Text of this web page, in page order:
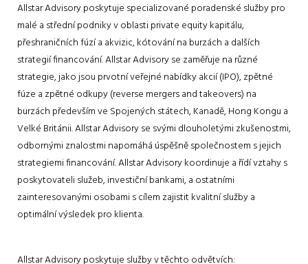
Allstar Advisory poskytuje specializované poradenské služby pro
malé a střední podniky v oblasti private equity kapitálu,
přeshraničních fúzí a akvizic, kótování na burzách a dalších
strategií financování. Allstar Advisory se zaměřuje na různé
strategie, jako jsou prvotní veřejné nabídky akcií (IPO), zpětné
fúze a zpětné odkupy (reverse mergers and takeovers) na
burzách především ve Spojených státech, Kanadě, Hong Kongu a
Velké Británii. Allstar Advisory se svými dlouholetými zkušenostmi,
odbornými znalostmi napomáhá úspěšně společnostem s jejich
strategiemi financování. Allstar Advisory koordinuje a řídí vztahy s
poskytovateli služeb, investiční bankami, a ostatními
zainteresovanými osobami s cílem zajistit kvalitní služby a
optimální výsledek pro klienta.
Allstar Advisory poskytuje služby v těchto odvětvích: